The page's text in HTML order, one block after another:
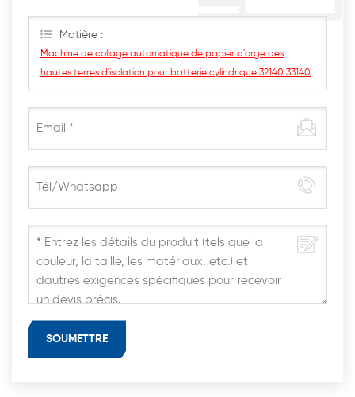
Matière :
Machine de collage automatique de papier d'orge des
hautes terres d'isolation pour batterie cylindrique 32140 33140